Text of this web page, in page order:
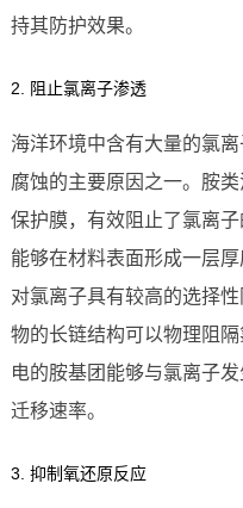
持其防护效果。
2. 阻止氯离子渗透
海洋环境中含有大量的氯
腐蚀的主要原因之一。胺
保护膜，有效阻止了氯离
能够在材料表面形成一层
对氯离子具有较高的选择
物的长链结构可以物理阻
电的胺基团能够与氯离子
迁移速率。
3. 抑制氧还原反应